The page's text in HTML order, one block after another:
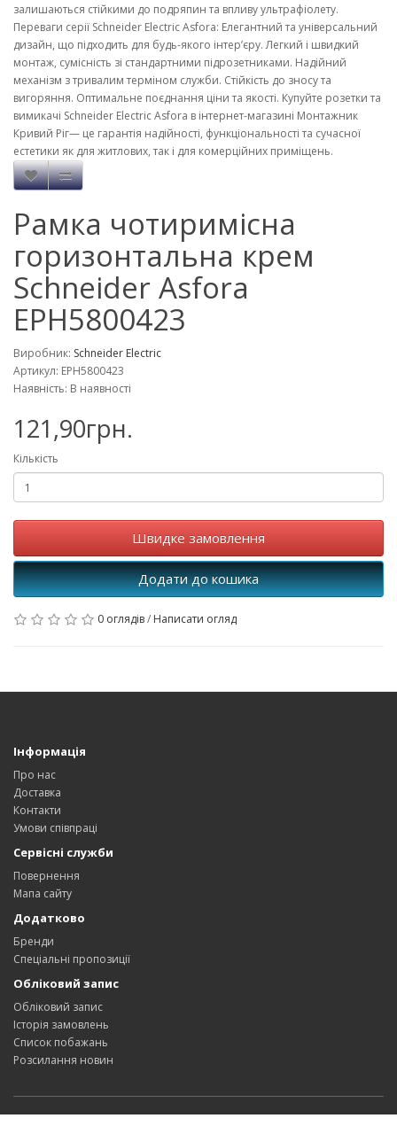
залишаються стійкими до подряпин та впливу ультрафіолету.
Переваги серії Schneider Electric Asfora: Елегантний та універсальний
дизайн, що підходить для будь-якого інтер’єру. Легкий і швидкий
монтаж, сумісність зі стандартними підрозетниками. Надійний
механізм з тривалим терміном служби. Стійкість до зносу та
вигоряння. Оптимальне поєднання ціни та якості. Купуйте розетки та
вимикачі Schneider Electric Asfora в інтернет-магазині Монтажник
Кривий Ріг— це гарантія надійності, функціональності та сучасної
естетики як для житлових, так і для комерційних приміщень.
Рамка чотиримісна
горизонтальна крем
Schneider Asfora
EPH5800423
Виробник: Schneider Electric
Артикул: EPH5800423
Наявність: В наявності
121,90грн.
Кількість
Швидке замовлення
Додати до кошика
0 оглядів/ Написати огляд
Інформація
Про нас
Доставка
Контакти
Умови співпраці
Сервісні служби
Повернення
Мапа сайту
Додатково
Бренди
Спеціальні пропозиції
Обліковий запис
Обліковий запис
Історія замовлень
Список побажань
Розсилання новин